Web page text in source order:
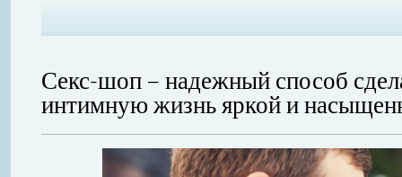
Секс-шоп – надежный способ
интимную жизнь яркой и